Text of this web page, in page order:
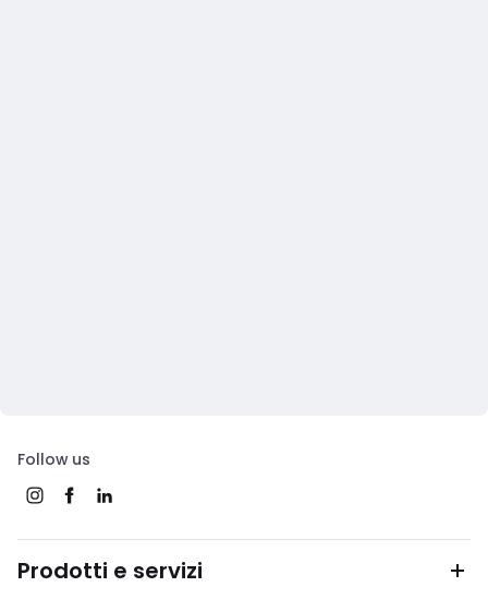
Follow us
Prodotti e servizi